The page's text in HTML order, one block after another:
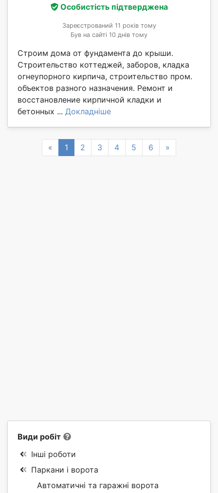
Особистість підтверджена
Зареєстрований 11 років тому
Був на сайті 10 днів тому
Строим дома от фундамента до крыши.
Строительство коттеджей, заборов, кладка
огнеупорного кирпича, строительство пром.
объектов разного назначения. Ремонт и
восстановление кирпичной кладки и
бетонных ... Докладніше
« Previous
1 2 3 4 5 6 »
Види робіт
Інші роботи
Паркани і ворота
Автоматичні та гаражні ворота